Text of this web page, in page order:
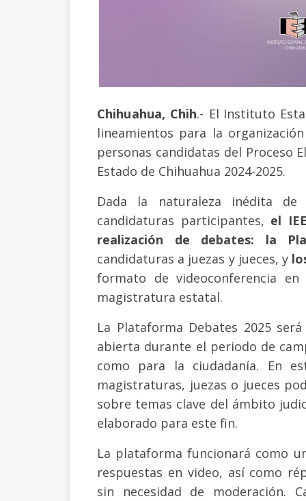
Chihuahua, Chih.- El Instituto
lineamientos para la
personas candidatas del Proceso
Estado de Chihuahua 2024-2025.
Dada la naturaleza inédita
candidaturas participantes, el
realización de debates:
la
candidaturas a juezas y jueces, y
formato de videoconferencia
magistratura estatal.
La Plataforma Debates 2025
abierta durante el periodo de
como para la ciudadanía. En
magistraturas, juezas o jueces
sobre temas clave del ámbito
elaborado para este fin.
La plataforma funcionará como
respuestas en video, así como
sin necesidad de moderación.